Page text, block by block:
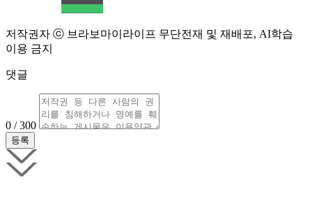
저작권자 ⓒ 브라보마이라이프 무단전재 및 재배포, AI학습
이용 금지
댓글
0 / 300